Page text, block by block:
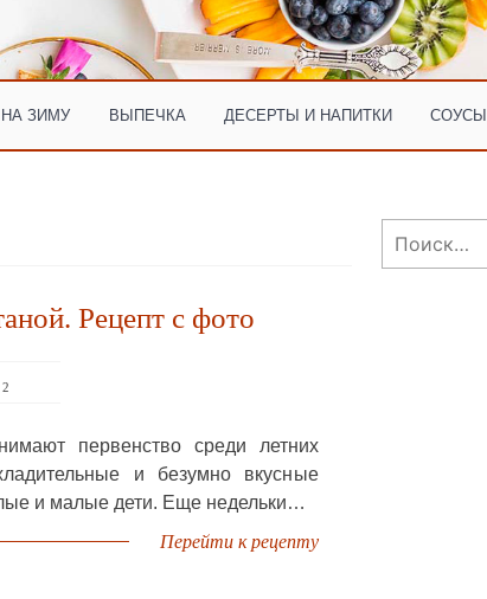
ЗИМУ ВЫПЕЧКА ДЕСЕРТЫ И НАПИТКИ СОУСЫ
Рецепт с фото
2
первенство среди летних
и безумно вкусные
и малые дети. Еще недельки…
Перейти к рецепту
Найти: